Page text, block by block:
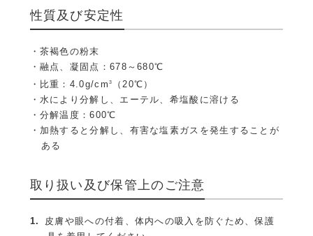
性質及び安定性
茶褐色の粉末
融点、凝固点：678～680℃
比重：4.0g/cm 3
（20℃）
水により分解し、エーテル、希塩酸に溶ける
分解温度：600℃
加熱すると分解し、有害な塩素ガスを発生することが
ある
取り扱い及び保管上のご注意
皮膚や眼への付着、体内への吸入を防ぐため、保護